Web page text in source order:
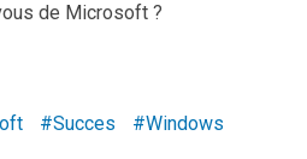
de Microsoft ?
Succes Windows